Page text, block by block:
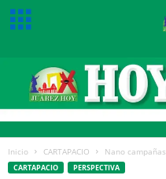
Inicio CARTAPACIO Nano campañas
CARTAPACIO PERSPECTIVA